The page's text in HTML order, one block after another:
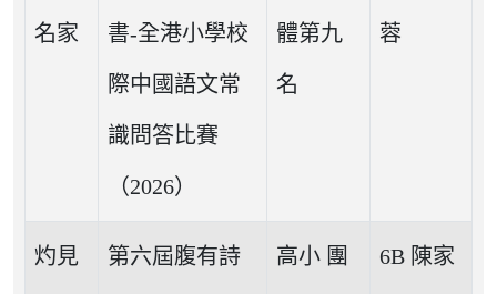
名家 書-全港小學校
際中國語文常
識問答比賽
（2026）
體第九
名
蓉
灼見 第六屆腹有詩 高小 團 6B 陳家